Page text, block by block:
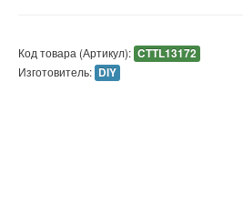
Код товара (Артикул): CTTL13172
Изготовитель: DIY